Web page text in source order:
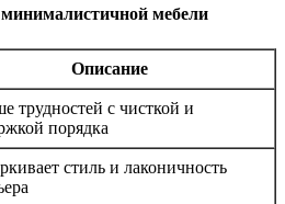
мебели
Описание
трудностей с чисткой и
порядка
стиль и лаконичность